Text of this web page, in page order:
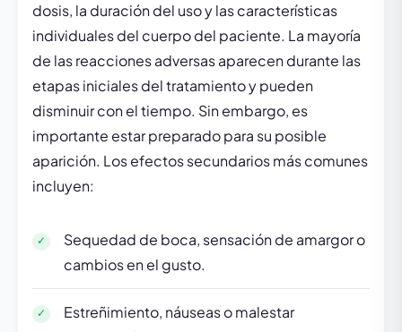
dosis, la duración del uso y las características
individuales del cuerpo del paciente. La mayoría
de las reacciones adversas aparecen durante las
etapas iniciales del tratamiento y pueden
disminuir con el tiempo. Sin embargo, es
importante estar preparado para su posible
aparición. Los efectos secundarios más comunes
incluyen:
Sequedad de boca, sensación de amargor o
cambios en el gusto.
Estreñimiento, náuseas o malestar